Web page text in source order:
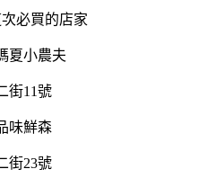
必買的店家
夏小農夫
街11號
味鮮森
街23號